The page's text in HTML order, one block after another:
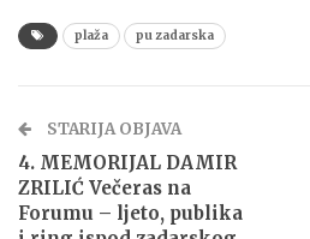
plaža pu zadarska
STARIJA OBJAVA
4. MEMORIJAL DAMIR
ZRILIĆ Večeras na
Forumu – ljeto, publika